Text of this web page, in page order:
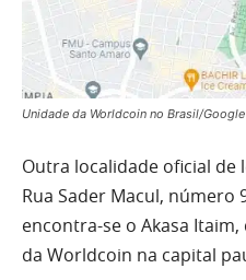
Unidade da Worldcoin no Brasil/
Outra localidade oficial de
Rua Sader Macul, número
encontra-se o Akasa
da Worldcoin na capital